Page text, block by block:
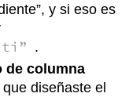
y si eso es
.
de columna
diseñaste el